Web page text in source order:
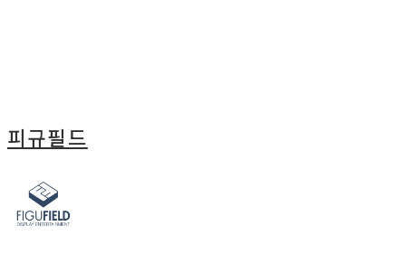
피규필드